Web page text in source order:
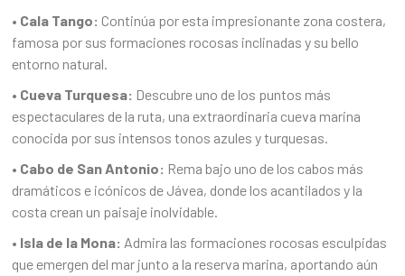
• Cala Tango: Continúa por esta impresionante zona costera,
famosa por sus formaciones rocosas inclinadas y su bello
entorno natural.
• Cueva Turquesa: Descubre uno de los puntos más
espectaculares de la ruta, una extraordinaria cueva marina
conocida por sus intensos tonos azules y turquesas.
• Cabo de San Antonio: Rema bajo uno de los cabos más
dramáticos e icónicos de Jávea, donde los acantilados y la
costa crean un paisaje inolvidable.
• Isla de la Mona: Admira las formaciones rocosas esculpidas
que emergen del mar junto a la reserva marina, aportando aún